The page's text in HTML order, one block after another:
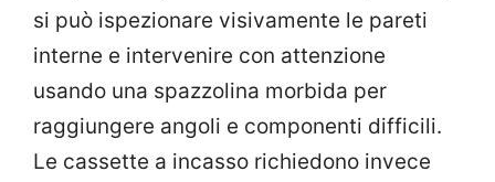
si può ispezionare visivamente le pareti
interne e intervenire con attenzione
usando una spazzolina morbida per
raggiungere angoli e componenti difficili.
Le cassette a incasso richiedono invece